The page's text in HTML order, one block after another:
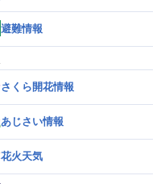
避難情報
さくら開花情報
あじさい情報
花火天気